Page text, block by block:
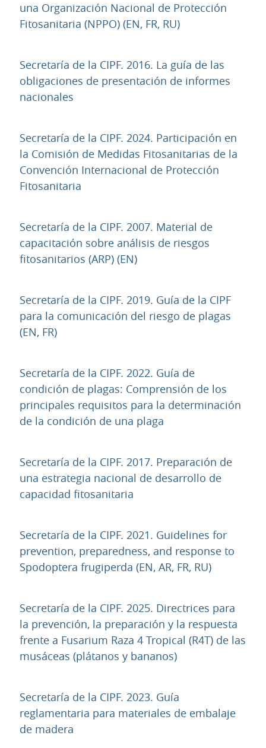
una Organización Nacional de Protección
Fitosanitaria (NPPO) (EN, FR, RU)URL
Secretaría de la CIPF. 2016. La guía de las
obligaciones de presentación de informes
nacionales
Secretaría de la CIPF. 2024. Participación en
la Comisión de Medidas Fitosanitarias de la
Convención Internacional de Protección
Fitosanitaria
Secretaría de la CIPF. 2007. Material de
capacitación sobre análisis de riesgos
fitosanitarios (ARP) (EN)URL
Secretaría de la CIPF. 2019. Guía de la CIPF
para la comunicación del riesgo de plagas
(EN, FR)URL
Secretaría de la CIPF. 2022. Guía de
condición de plagas: Comprensión de los
principales requisitos para la determinación
de la condición de una plaga
Secretaría de la CIPF. 2017. Preparación de
una estrategia nacional de desarrollo de
capacidad fitosanitaria
Secretaría de la CIPF. 2021. Guidelines for
prevention, preparedness, and response to
Spodoptera frugiperda (EN, AR, FR, RU)URL
Secretaría de la CIPF. 2025. Directrices para
la prevención, la preparación y la respuesta
frente a Fusarium Raza 4 Tropical (R4T) de las
musáceas (plátanos y bananos)URL
Secretaría de la CIPF. 2023. Guía
reglamentaria para materiales de embalaje
de madera